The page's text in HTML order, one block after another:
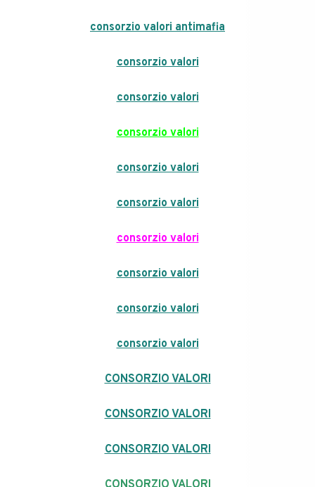
consorzio valori antimafia
consorzio valori
consorzio valori
consorzio valori
consorzio valori
consorzio valori
consorzio valori
consorzio valori
consorzio valori
consorzio valori
CONSORZIO VALORI
CONSORZIO VALORI
CONSORZIO VALORI